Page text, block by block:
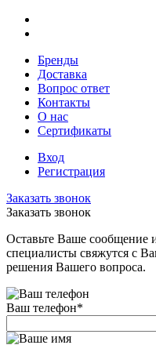
Бренды
Доставка
Вопрос ответ
Контакты
О нас
Сертификаты
Вход
Регистрация
Заказать звонок
Заказать звонок
Оставьте Ваше сообщение
специалисты свяжутся с
решения Вашего вопроса.
Ваш телефон*